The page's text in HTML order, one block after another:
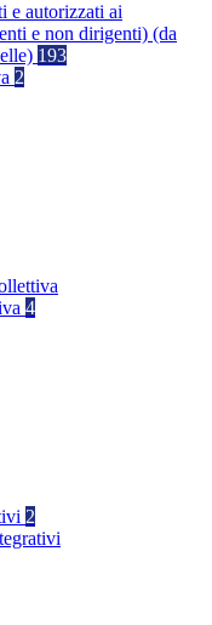
e autorizzati ai
e non dirigenti) (da
193
2
4
2